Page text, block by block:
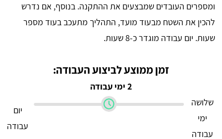
ומספרים העובדים שמבצעים את ההתקנה. בנוסף, אם נדרש
להכין את השטח מבעוד מועד, התהליך מתעכב בעוד מספר
שעות. יום עבודה מוגדר כ-8 שעות.
זמן ממוצע לביצוע העבודה:
2 ימי עבודה
שלושה
ימי
עבודה
יום
עבודה